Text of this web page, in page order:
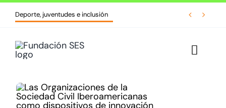
Skip
Deporte, juventudes e inclusión  
Toggle
Inicio